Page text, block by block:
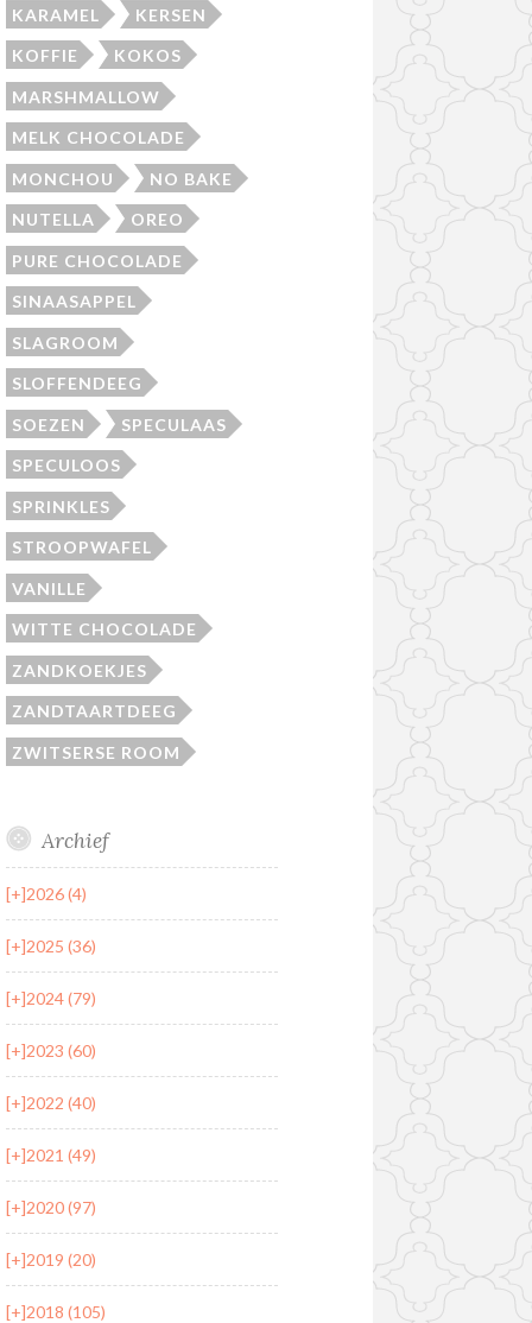
KARAMEL KERSEN
KOFFIE KOKOS
MARSHMALLOW
MELK CHOCOLADE
MONCHOU NO BAKE
NUTELLA OREO
PURE CHOCOLADE
SINAASAPPEL
SLAGROOM
SLOFFENDEEG
SOEZEN SPECULAAS
SPECULOOS
SPRINKLES
STROOPWAFEL
VANILLE
WITTE CHOCOLADE
ZANDKOEKJES
ZANDTAARTDEEG
ZWITSERSE ROOM
Archief
[+]2026 (4)
[+]2025 (36)
[+]2024 (79)
[+]2023 (60)
[+]2022 (40)
[+]2021 (49)
[+]2020 (97)
[+]2019 (20)
[+]2018 (105)